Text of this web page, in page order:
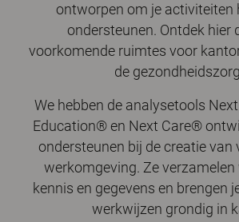
ontworpen om je activiteiten
ondersteunen. Ontdek hier
voorkomende ruimtes voor
de
We hebben de analysetools
Education®en Next Care®
ondersteunen bij de creatie van
werkomgeving. Ze
kennis en gegevens en brengen
werkwijzen grondig in